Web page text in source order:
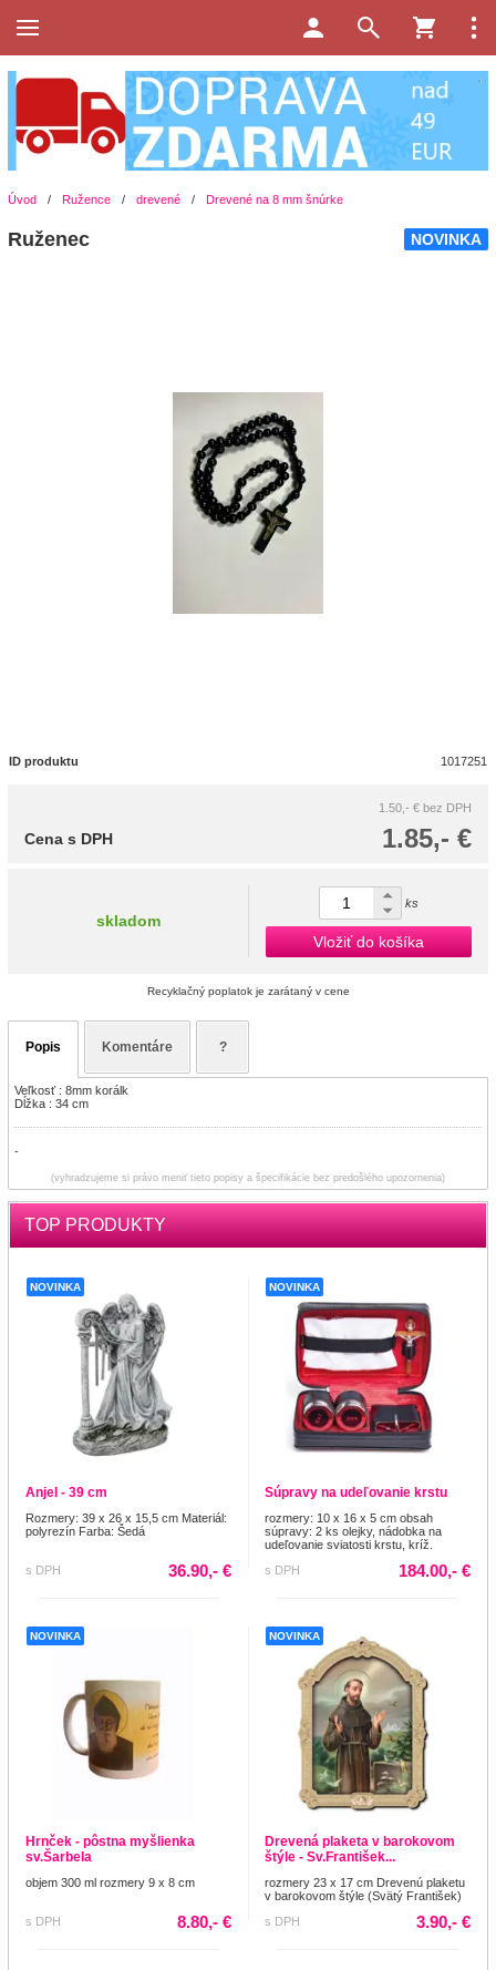
Úvod / Ružence / drevené / Drevené na 8 mm šnúrke
NOVINKA
Ruženec
ID produktu 1017251
1.50,- € bez DPH
1.85,- €
Cena s DPH
skladom
ks
Vložiť do košíka
Recyklačný poplatok je zarátaný v cene
Popis Komentáre ?
Veľkosť : 8mm korálk
Dĺžka : 34 cm
-
(vyhradzujeme si právo meniť tieto popisy a špecifikácie bez predošlého upozornenia)
TOP PRODUKTY
NOVINKA
Anjel - 39 cm
Rozmery: 39 x 26 x 15,5 cm Materiál:
polyrezín Farba: Šedá
s DPH 36.90,- €
NOVINKA
Súpravy na udeľovanie krstu
rozmery: 10 x 16 x 5 cm obsah
súpravy: 2 ks olejky, nádobka na
udeľovanie sviatosti krstu, kríž.
s DPH
184.00,- €
NOVINKA
Hrnček - pôstna myšlienka
sv.Šarbela
objem 300 ml rozmery 9 x 8 cm
s DPH 8.80,- €
NOVINKA
Drevená plaketa v barokovom
štýle - Sv.František...
rozmery 23 x 17 cm Drevenú plaketu
v barokovom štýle (Svätý František)
s DPH
3.90,- €